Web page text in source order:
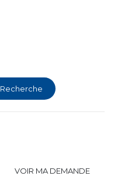
Recherche
VOIR MA DEMANDE